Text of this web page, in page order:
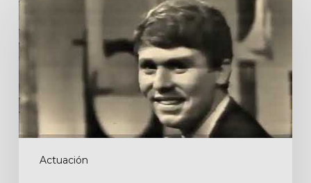
Actuación
musical